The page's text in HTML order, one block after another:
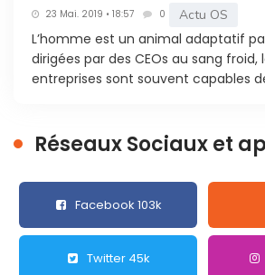
23 Mai. 2019 • 18:57 0 Actu OS
L’homme est un animal adaptatif
dirigées par des CEOs au sang froid,
entreprises sont souvent capables
Réseaux Sociaux et
Facebook 103k
Twitter 45k